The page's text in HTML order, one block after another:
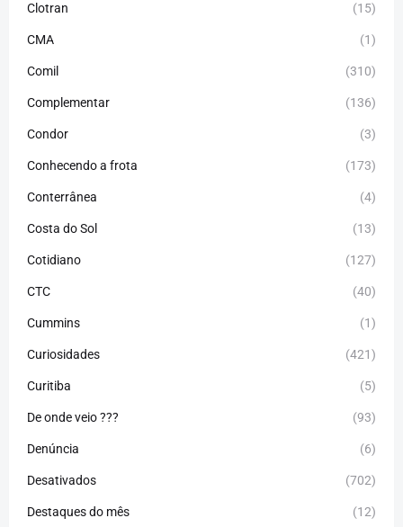
Clotran (15)
CMA (1)
Comil (310)
Complementar (136)
Condor (3)
Conhecendo a frota (173)
Conterrânea (4)
Costa do Sol (13)
Cotidiano (127)
CTC (40)
Cummins (1)
Curiosidades (421)
Curitiba (5)
De onde veio ??? (93)
Denúncia (6)
Desativados (702)
Destaques do mês (12)